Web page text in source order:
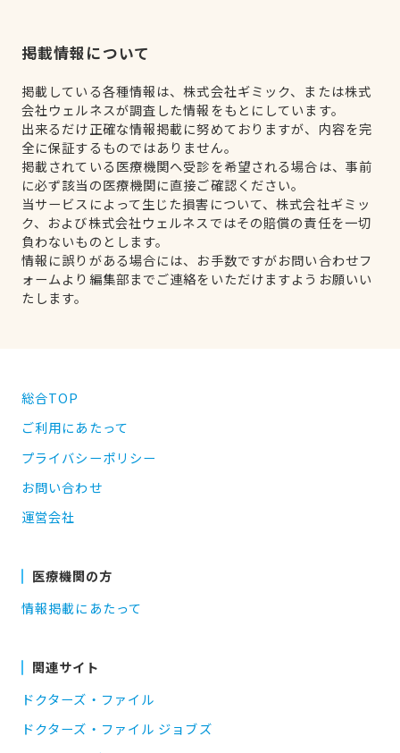
掲載情報について
掲載している各種情報は、株式会社ギミック、または株式
会社ウェルネスが調査した情報をもとにしています。
出来るだけ正確な情報掲載に努めておりますが、内容を完
全に保証するものではありません。
掲載されている医療機関へ受診を希望される場合は、事前
に必ず該当の医療機関に直接ご確認ください。
当サービスによって生じた損害について、株式会社ギミッ
ク、および株式会社ウェルネスではその賠償の責任を一切
負わないものとします。
情報に誤りがある場合には、お手数ですがお問い合わせフ
ォームより編集部までご連絡をいただけますようお願いい
たします。
総合TOP
ご利用にあたって
プライバシーポリシー
お問い合わせ
運営会社
医療機関の方
情報掲載にあたって
関連サイト
ドクターズ・ファイル
ドクターズ・ファイル ジョブズ